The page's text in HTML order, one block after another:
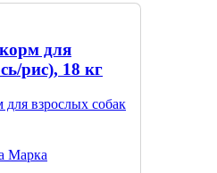
для
рис), 18 кг
Марка